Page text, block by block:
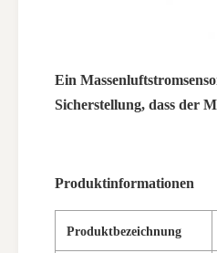
Ein
Sicherstellung, dass der
Produktinformationen
Produktbezeichnung